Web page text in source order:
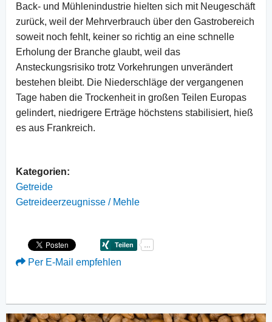
Back- und Mühlenindustrie hielten sich mit Neugeschäft
zurück, weil der Mehrverbrauch über den Gastrobereich
soweit noch fehlt, keiner so richtig an eine schnelle
Erholung der Branche glaubt, weil das
Ansteckungsrisiko trotz Vorkehrungen unverändert
bestehen bleibt. Die Niederschläge der vergangenen
Tage haben die Trockenheit in großen Teilen Europas
gelindert, niedrigere Erträge höchstens stabilisiert, hieß
es aus Frankreich.
Kategorien:
Getreide
Getreideerzeugnisse / Mehle
Per E-Mail empfehlen